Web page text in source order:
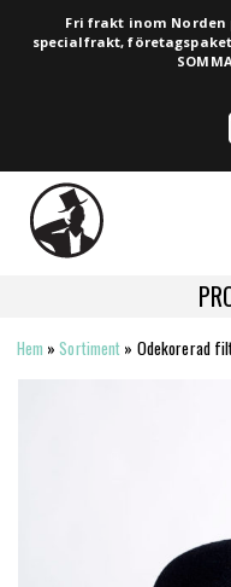
Fri frakt inom Norden
specialfrakt, företagspaket
Hem »Sortiment » Odekorerad